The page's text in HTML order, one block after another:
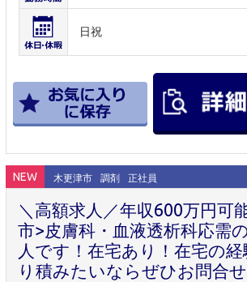
日祝
NEW 木更津市 調剤 正社員
＼高額求人／年収600万円可
市>皮膚科・血液透析科応需
人です！在宅あり！在宅の
り積みたいならぜひお問合